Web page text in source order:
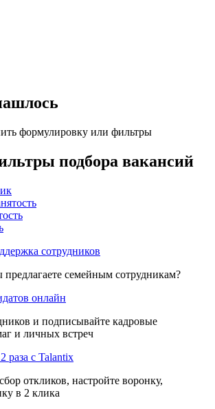
формулировку или фильтры
подбора вакансий
сотрудников
семейным сотрудникам?
онлайн
и подписывайте кадровые
и личных встреч
раза с Talantix
откликов, настройте воронку,
в 2 клика